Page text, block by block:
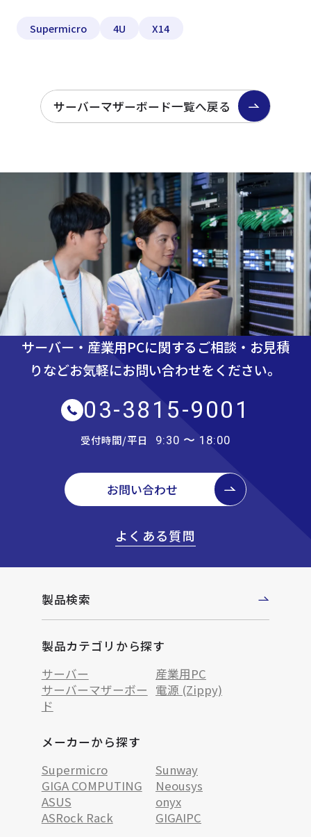
Supermicro 4U X14
サーバーマザーボード一覧へ戻る
サーバー・産業用PCに関するご相談・お見積
りなどお気軽にお問い合わせをください。
03-3815-9001
受付時間/平日 9:30 〜 18:00
お問い合わせ
よくある質問
製品検索
製品カテゴリから探す
サーバー
産業用PC
サーバーマザーボー
ド
電源 (Zippy)
メーカーから探す
Supermicro
Sunway
GIGA COMPUTING
Neousys
ASUS
onyx
ASRock Rack
GIGAIPC